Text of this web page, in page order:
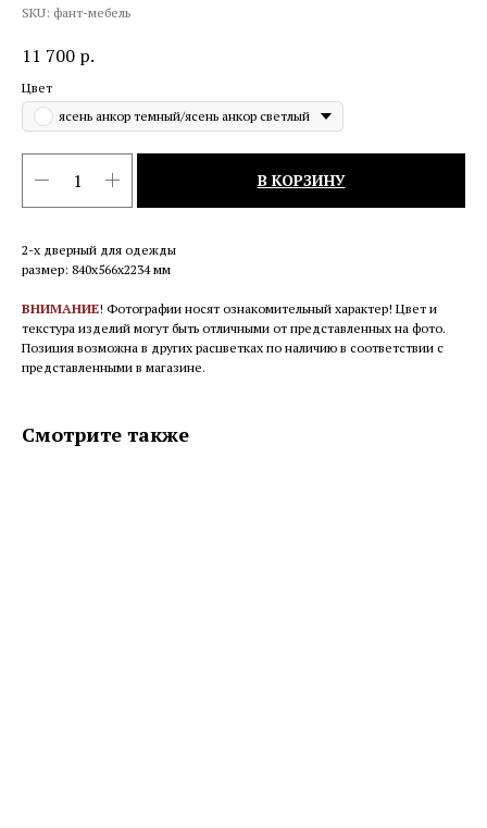
SKU: фант-мебель
11 700 р.
Цвет
ясень анкор темный/ясень анкор светлый
В КОРЗИНУ
2-х дверный для одежды
размер: 840х566х2234 мм
ВНИМАНИЕ! Фотографии носят ознакомительный характер! Цвет и
текстура изделий могут быть отличными от представленных на фото.
Позиция возможна в других расцветках по наличию в соответствии с
представленными в магазине.
Смотрите также